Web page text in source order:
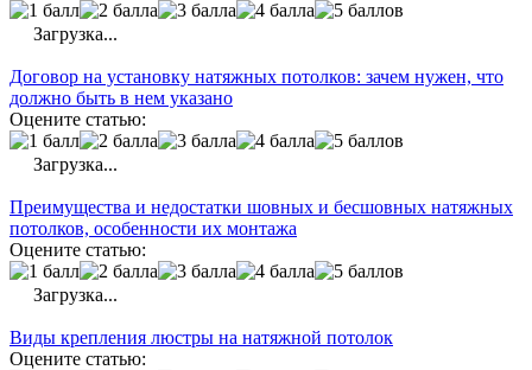
Загрузка...
Договор на установку натяжных потолков: зачем нужен, что
должно быть в нем указано
Оцените статью:
Загрузка...
Преимущества и недостатки шовных и бесшовных натяжных
потолков, особенности их монтажа
Оцените статью:
Загрузка...
Виды крепления люстры на натяжной потолок
Оцените статью: